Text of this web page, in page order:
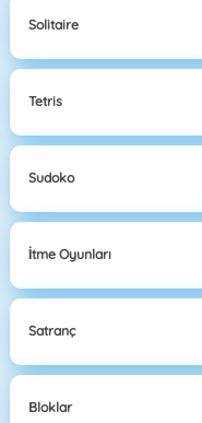
Solitaire
Tetris
Sudoko
İtme Oyunları
Satranç
Bloklar